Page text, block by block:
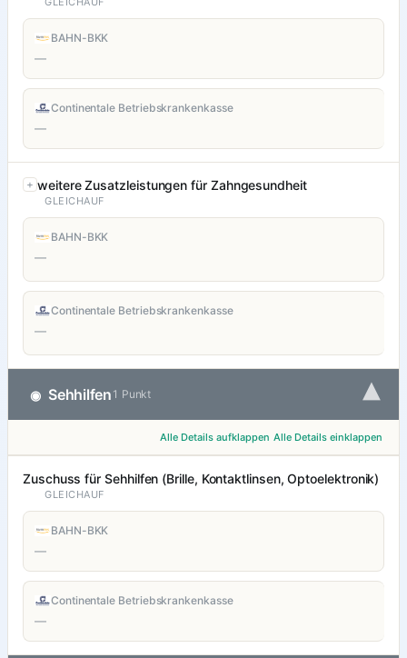
BAHN-BKK
—
Continentale Betriebskrankenkasse
—
weitere Zusatzleistungen für Zahngesundheit
GLEICHAUF
BAHN-BKK
—
Continentale Betriebskrankenkasse
—
◉ Sehhilfen 1 Punkt ▾
Alle Details aufklappen Alle Details einklappen
Zuschuss für Sehhilfen (Brille, Kontaktlinsen, Optoelektronik)
GLEICHAUF
BAHN-BKK
—
Continentale Betriebskrankenkasse
—